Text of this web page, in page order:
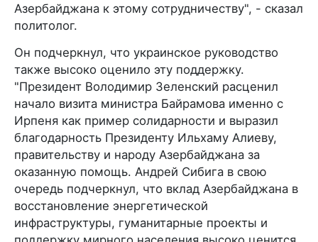
Азербайджана к этому сотрудничеству", - сказал
политолог.
Он подчеркнул, что украинское руководство
также высоко оценило эту поддержку.
"Президент Володимир Зеленский расценил
начало визита министра Байрамова именно с
Ирпеня как пример солидарности и выразил
благодарность Президенту Ильхаму Алиеву,
правительству и народу Азербайджана за
оказанную помощь. Андрей Сибига в свою
очередь подчеркнул, что вклад Азербайджана в
восстановление энергетической
инфраструктуры, гуманитарные проекты и